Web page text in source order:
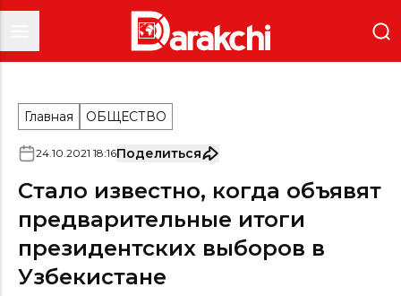
Главная ОБЩЕСТВО
24.10.2021 18:16Поделиться
Стало известно, когда объявят
предварительные итоги
президентских выборов в
Узбекистане